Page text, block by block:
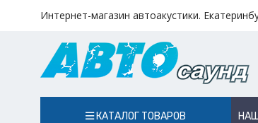
Интернет-магазин автоакустики.
КАТАЛОГ ТОВАРОВ